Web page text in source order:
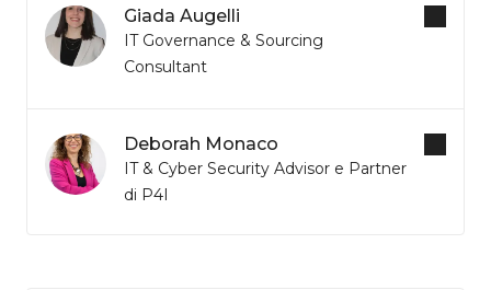
Giada Augelli
IT Governance & Sourcing
Consultant
Deborah Monaco
IT & Cyber Security Advisor e Partner
di P4I